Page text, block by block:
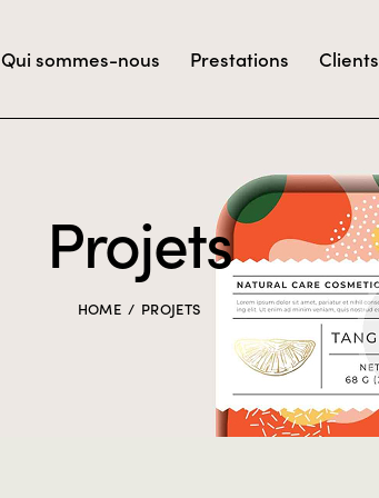
Qui sommes-nous Prestations Clients
Projets
HOME PROJETS